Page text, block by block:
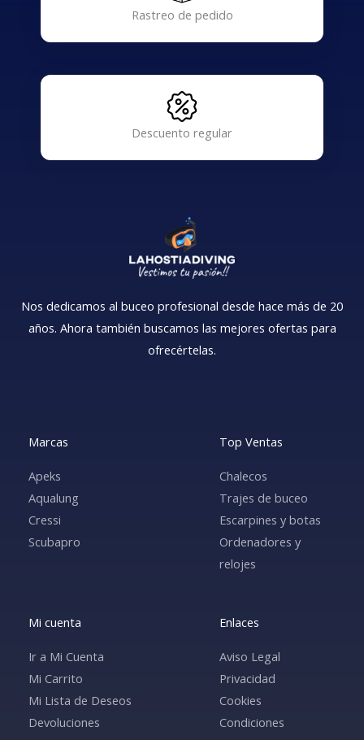
Rastreo de pedido
Descuento regular
Nos dedicamos al buceo profesional desde hace más de 20
años. Ahora también buscamos las mejores ofertas para
ofrecértelas.
Marcas
Apeks
Aqualung
Cressi
Scubapro
Top Ventas
Chalecos
Trajes de buceo
Escarpines y botas
Ordenadores y
relojes
Mi cuenta
Ir a Mi Cuenta
Mi Carrito
Mi Lista de Deseos
Devoluciones
Enlaces
Aviso Legal
Privacidad
Cookies
Condiciones